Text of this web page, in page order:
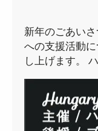
新年のごあい
への支援活動
し上げます。